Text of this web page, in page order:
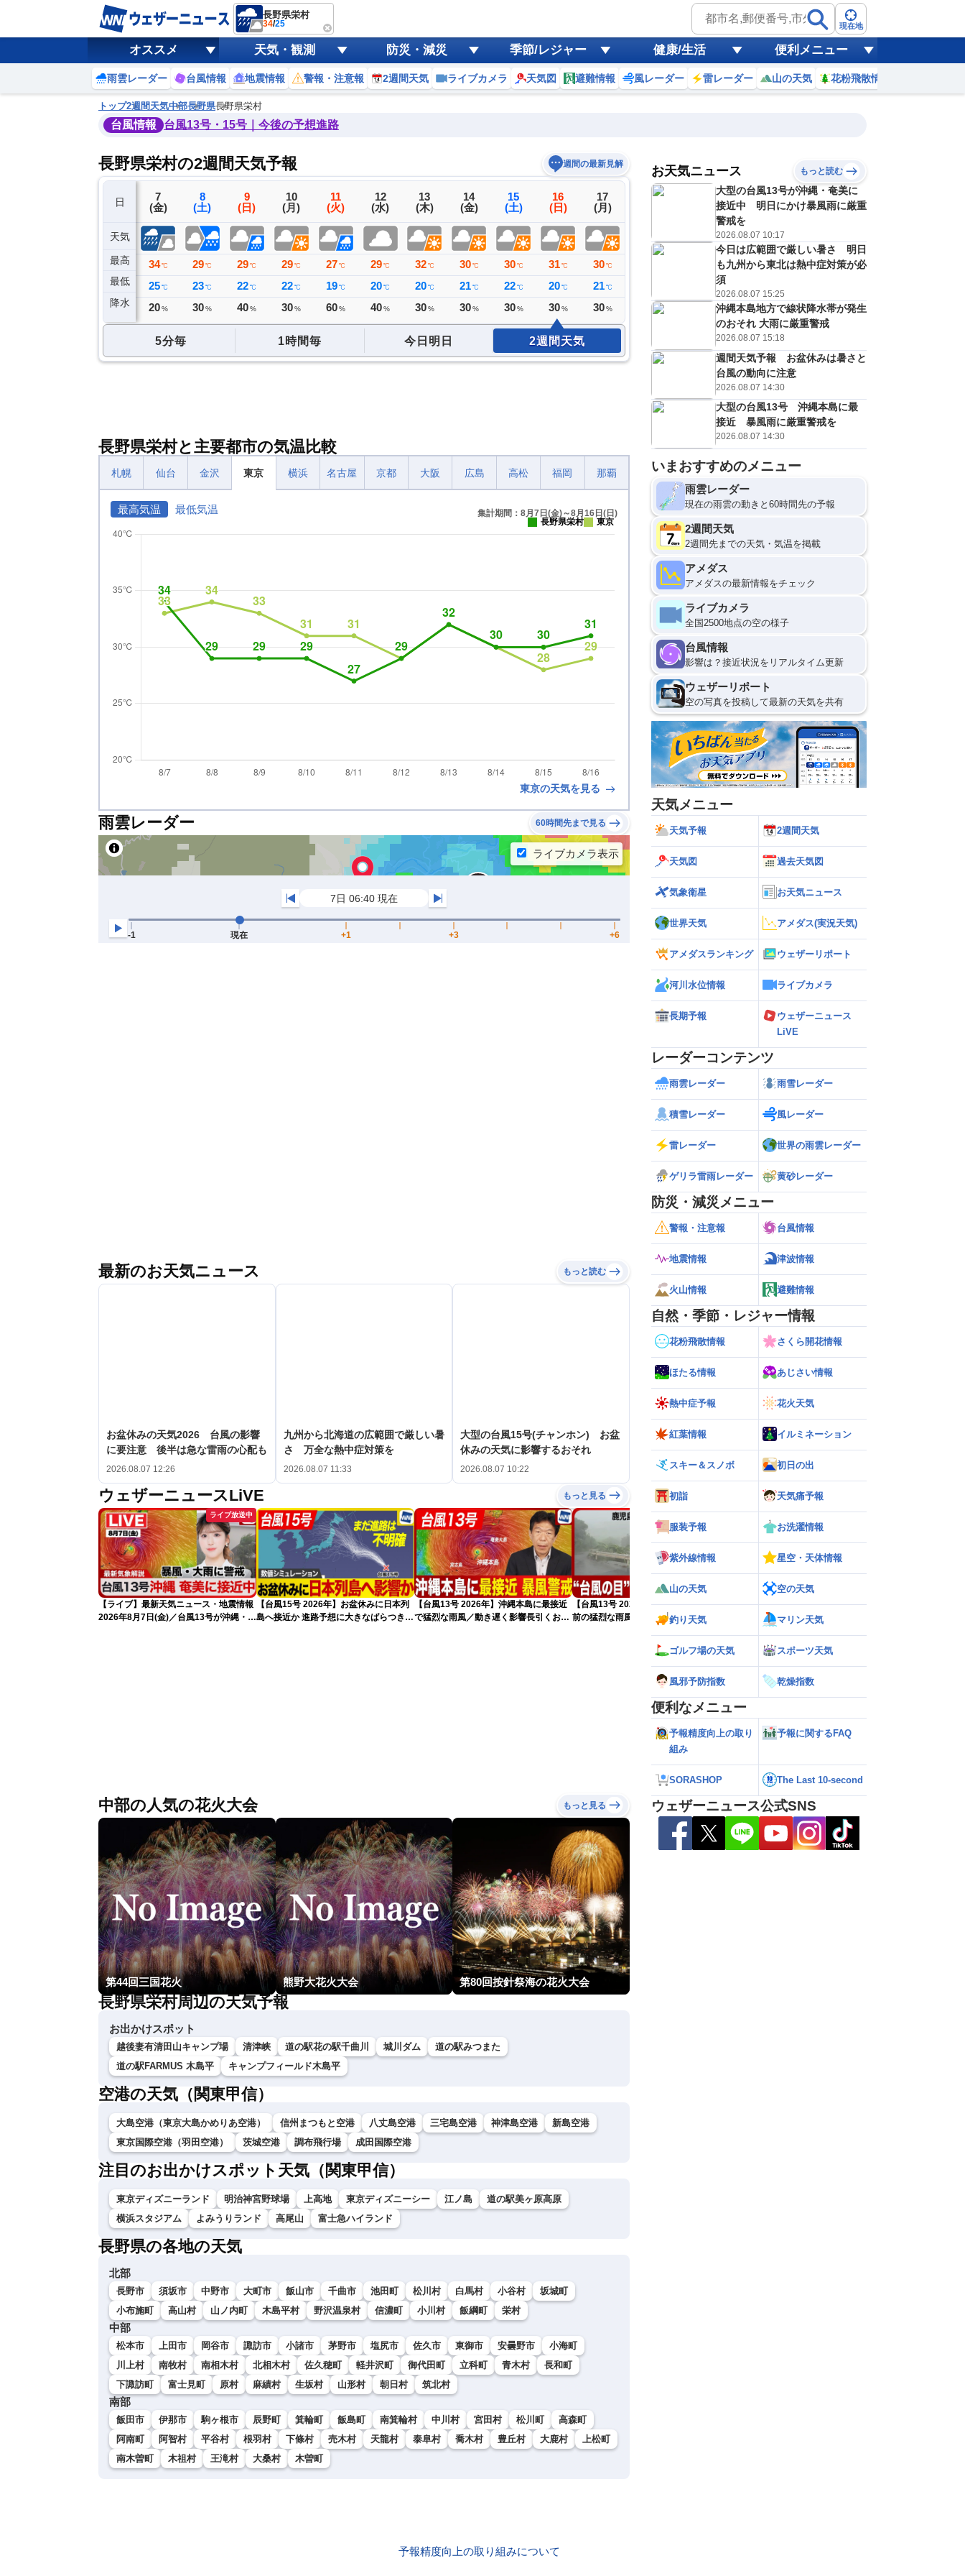
長野県栄村
34/25 現在地
オススメ 天気・観測 防災・減災 季節/レジャー 健康/生活 便利メニュー
雨雲レーダー 台風情報 地震情報 警報・注意報 2週間天気 ライブカメラ 天気図 避難情報 風レーダー 雷レーダー 山の天気 花粉飛散情報
トップ2週間天気中部長野県長野県栄村
台風情報 台風13号・15号｜今後の予想進路
長野県栄村の2週間天気予報 週間の最新見解
日
天気
最高
最低
降水
6
(木)
35℃
23℃
ミリ
7
(金)
34 ℃
25 ℃
20 %
8
(土)
29 ℃
23 ℃
30 %
9
(日)
29 ℃
22 ℃
40 %
10
(月)
29 ℃
22 ℃
30 %
11
(火)
27℃
19℃
60%
12
(水)
29℃
20℃
40%
13
(木)
32℃
20℃
30%
14
(金)
30℃
21℃
30%
15
(土)
30 ℃
22 ℃
30 %
16
(日)
31 ℃
20 ℃
30 %
17
(月)
30 ℃
21 ℃
30 %
18
%
20
(木)
E
32℃
40%
21
(金)
C
32 ℃
20%
予報の
信頼度
B
C
D
5分毎 1時間毎 今日明日 2週間天気
長野県栄村と主要都市の気温比較
札幌 仙台 金沢 東京 横浜 名古屋 京都 大阪 広島 高松 福岡 那覇
最高気温 最低気温
集計期間：8月7日(金)～8月16日(日)
長野県栄村
東京
東京の天気を見る
雨雲レーダー 60時間先まで見る
最新のお天気ニュース もっと読む
お盆休みの天気2026 台風の影響
に要注意 後半は急な雷雨の心配も
2026.08.07 12:26
九州から北海道の広範囲で厳しい暑
さ 万全な熱中症対策を
2026.08.07 11:33
大型の台風15号(チャンホン) お盆
休みの天気に影響するおそれ
2026.08.07 10:22
ウェザーニュースLiVE もっと見る
ライブ放送中
【ライブ】最新天気ニュース・地震情報
2026年8月7日(金)／台風13号が沖縄・奄
【台風15号 2026年】お盆休みに日本列
島へ接近か 進路予想に大きなばらつき
【台風13号 2026年】沖縄本島に最接近
で猛烈な雨風／動き遅く影響長引くおそ
【台風13号 2026年】台風の目に入る直
前の猛烈な雨風 最大瞬間風速42.2m/s観
【台風13号 2026】大型で強い台風13号
が沖縄・奄美に最接近 暴風や大雨警戒
（7日10時現在）
中部の人気の花火大会 もっと見る
第44回三国花火 熊野大花火大会 第80回按針祭海の花火大会
長野県栄村周辺の天気予報
お出かけスポット
越後妻有清田山キャンプ場 清津峡 道の駅花の駅千曲川 城川ダム
道の駅みつまた
道の駅FARMUS 木島平
キャンプフィールド木島平
空港の天気（関東甲信）
大島空港（東京大島かめりあ空港） 信州まつもと空港 八丈島空港 三宅島空港 神津島空港
新島空港
東京国際空港（羽田空港）
茨城空港 調布飛行場 成田国際空港
注目のお出かけスポット天気（関東甲信）
東京ディズニーランド 明治神宮野球場 上高地 東京ディズニーシー 江ノ島
道の駅美ヶ原高原
横浜スタジアム
よみうりランド 高尾山 富士急ハイランド
長野県の各地の天気
北部
長野市 須坂市 中野市 大町市 飯山市 千曲市 池田町 松川村 白馬村 小谷村
坂城町
小布施町
高山村 山ノ内町 木島平村 野沢温泉村 信濃町 小川村 飯綱町 栄村
中部
松本市 上田市 岡谷市 諏訪市 小諸市 茅野市 塩尻市 佐久市 東御市 安曇野市
小海町
川上村
南牧村 南相木村 北相木村 佐久穂町 軽井沢町 御代田町 立科町 青木村
長和町
下諏訪町
富士見町 原村 麻績村 生坂村 山形村 朝日村 筑北村
南部
飯田市 伊那市 駒ヶ根市 辰野町 箕輪町 飯島町 南箕輪村 中川村 宮田村 松川町
高森町
阿南町
阿智村 平谷村 根羽村 下條村 売木村 天龍村 泰阜村 喬木村 豊丘村 大鹿村
上松町
南木曽町
木祖村 王滝村 大桑村 木曽町
お天気ニュース もっと読む
大型の台風13号が沖縄・奄美に
接近中 明日にかけ暴風雨に厳重
警戒を
2026.08.07 10:17
今日は広範囲で厳しい暑さ 明日
も九州から東北は熱中症対策が必
須
2026.08.07 15:25
沖縄本島地方で線状降水帯が発生
のおそれ 大雨に厳重警戒
2026.08.07 15:18
週間天気予報 お盆休みは暑さと
台風の動向に注意
2026.08.07 14:30
大型の台風13号 沖縄本島に最
接近 暴風雨に厳重警戒を
2026.08.07 14:30
いまおすすめのメニュー
雨雲レーダー
現在の雨雲の動きと60時間先の予報
2週間天気
2週間先までの天気・気温を掲載
アメダス
アメダスの最新情報をチェック
ライブカメラ
全国2500地点の空の様子
台風情報
影響は？接近状況をリアルタイム更新
ウェザーリポート
空の写真を投稿して最新の天気を共有
天気メニュー
天気予報 2週間天気
天気図 過去天気図
気象衛星 お天気ニュース
世界天気 アメダス(実況天気)
アメダスランキング ウェザーリポート
河川水位情報 ライブカメラ
長期予報
ウェザーニュース
LiVE
レーダーコンテンツ
雨雲レーダー 雨雪レーダー
積雪レーダー 風レーダー
雷レーダー 世界の雨雲レーダー
ゲリラ雷雨レーダー 黄砂レーダー
防災・減災メニュー
警報・注意報 台風情報
地震情報 津波情報
火山情報 避難情報
自然・季節・レジャー情報
花粉飛散情報 さくら開花情報
ほたる情報 あじさい情報
熱中症予報 花火天気
紅葉情報 イルミネーション
スキー＆スノボ 初日の出
初詣 天気痛予報
服装予報 お洗濯情報
紫外線情報 星空・天体情報
山の天気 空の天気
釣り天気 マリン天気
ゴルフ場の天気 スポーツ天気
風邪予防指数 乾燥指数
便利なメニュー
予報精度向上の取り
組み
予報に関するFAQ
SORASHOP The Last 10-second
ウェザーニュース公式SNS
予報精度向上の取り組みについて